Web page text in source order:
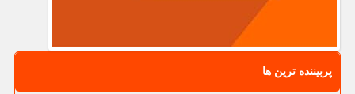
پربیننده ترین ها